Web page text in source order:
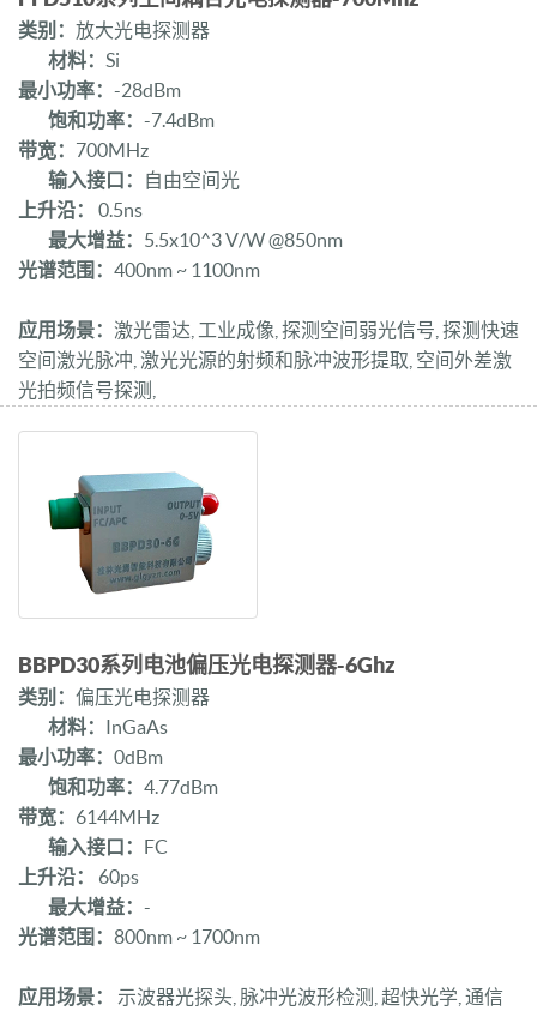
类别： 放大光电探测器
材料： Si
最小功率： -28dBm
饱和功率： -7.4dBm
带宽： 700MHz
输入接口：
自由空间光
上升沿：
0.5ns
最大增益： 5.5x10^3 V/W @850nm
光谱范围： 400nm ~ 1100nm
应用场景： 激光雷达, 工业成像, 探测空间弱光信号, 探测快速
空间激光脉冲, 激光光源的射频和脉冲波形提取, 空间外差激
光拍频信号探测,
BBPD30系列电池偏压光电探测器-6Ghz
类别： 偏压光电探测器
材料： InGaAs
最小功率： 0dBm
饱和功率： 4.77dBm
带宽： 6144MHz
输入接口： FC
上升沿：
60ps
最大增益： -
光谱范围： 800nm ~ 1700nm
应用场景：
示波器光探头, 脉冲光波形检测, 超快光学, 通信